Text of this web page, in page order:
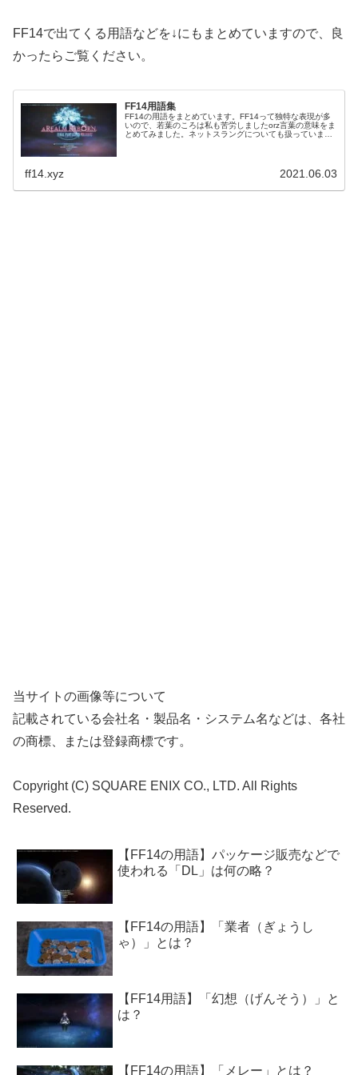
FF14で出てくる用語などを↓にもまとめていますので、良
かったらご覧ください。
FF14用語集
FF14の用語をまとめています。FF14って独特な表現が多
いので、若葉のころは私も苦労しましたorz言葉の意味をま
とめてみました。ネットスラングについても扱っています
ff14.xyz 2021.06.03
当サイトの画像等について
記載されている会社名・製品名・システム名などは、各社
の商標、または登録商標です。
Copyright (C) SQUARE ENIX CO., LTD. All Rights
Reserved.
【FF14の用語】パッケージ販売などで
使われる「DL」は何の略？
【FF14の用語】「業者（ぎょうし
ゃ）」とは？
【FF14用語】「幻想（げんそう）」と
は？
【FF14の用語】「メレー」とは？